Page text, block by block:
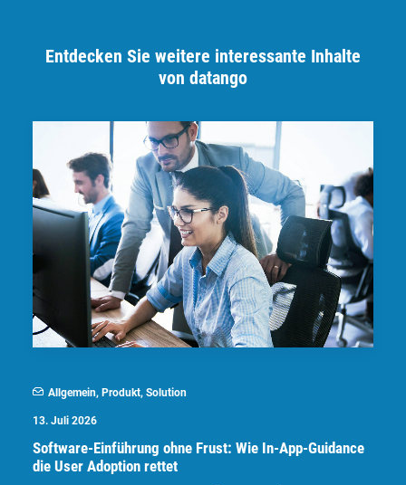
Entdecken Sie weitere interessante Inhalte
von datango
Allgemein, Produkt, Solution
13. Juli 2026
Software-Einführung ohne Frust: Wie In-App-Guidance
die User Adoption rettet